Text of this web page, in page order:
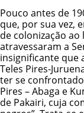
Pouco antes de
que, por sua vez,
de colonização ao
atravessaram a
insignificante que
Teles Pires-
ter se
Pires – Abaga e
de Pakairi, cuja